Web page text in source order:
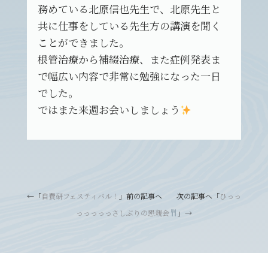
務めている北原信也先生で、北原先生と
共に仕事をしている先生方の講演を聞く
ことができました。
根管治療から補綴治療、また症例発表ま
で幅広い内容で非常に勉強になった一日
でした。
ではまた来週お会いしましょう
←「自費研フェスティバル！ 」前の記事へ 次の記事へ「ひっっ
っっっっっさしぶりの懇親会
」→